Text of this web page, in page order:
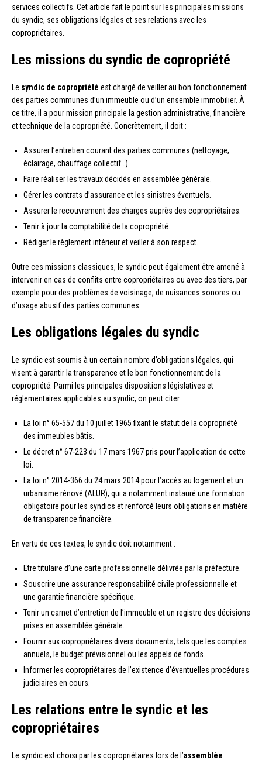
services collectifs. Cet article fait le point sur les principales missions
du syndic, ses obligations légales et ses relations avec les
copropriétaires.
Les missions du syndic de copropriété
Le syndic de copropriété est chargé de veiller au bon fonctionnement
des parties communes d’un immeuble ou d’un ensemble immobilier. À
ce titre, il a pour mission principale la gestion administrative, financière
et technique de la copropriété. Concrètement, il doit :
Assurer l’entretien courant des parties communes (nettoyage,
éclairage, chauffage collectif…).
Faire réaliser les travaux décidés en assemblée générale.
Gérer les contrats d’assurance et les sinistres éventuels.
Assurer le recouvrement des charges auprès des copropriétaires.
Tenir à jour la comptabilité de la copropriété.
Rédiger le règlement intérieur et veiller à son respect.
Outre ces missions classiques, le syndic peut également être amené à
intervenir en cas de conflits entre copropriétaires ou avec des tiers, par
exemple pour des problèmes de voisinage, de nuisances sonores ou
d’usage abusif des parties communes.
Les obligations légales du syndic
Le syndic est soumis à un certain nombre d’obligations légales, qui
visent à garantir la transparence et le bon fonctionnement de la
copropriété. Parmi les principales dispositions législatives et
réglementaires applicables au syndic, on peut citer :
La loi n° 65-557 du 10 juillet 1965 fixant le statut de la copropriété
des immeubles bâtis.
Le décret n° 67-223 du 17 mars 1967 pris pour l’application de cette
loi.
La loi n° 2014-366 du 24 mars 2014 pour l’accès au logement et un
urbanisme rénové (ALUR), qui a notamment instauré une formation
obligatoire pour les syndics et renforcé leurs obligations en matière
de transparence financière.
En vertu de ces textes, le syndic doit notamment :
Etre titulaire d’une carte professionnelle délivrée par la préfecture.
Souscrire une assurance responsabilité civile professionnelle et
une garantie financière spécifique.
Tenir un carnet d’entretien de l’immeuble et un registre des décisions
prises en assemblée générale.
Fournir aux copropriétaires divers documents, tels que les comptes
annuels, le budget prévisionnel ou les appels de fonds.
Informer les copropriétaires de l’existence d’éventuelles procédures
judiciaires en cours.
Les relations entre le syndic et les
copropriétaires
Le syndic est choisi par les copropriétaires lors de l’assemblée